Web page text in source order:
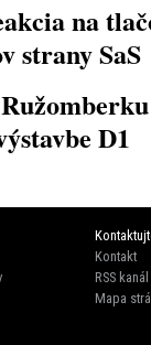
na
strany SaS
D1
Kontakt
RSS kanál
Mapa